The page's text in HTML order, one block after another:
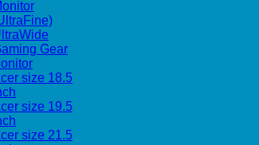
Gear
size 18.5
size 19.5
size 21.5